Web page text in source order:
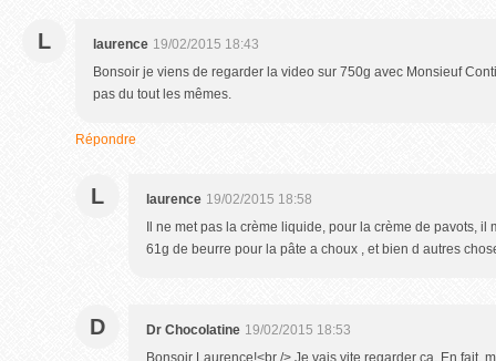
L laurence 19/02/2015 18:43
Bonsoir je viens de regarder la video sur 750g avec Monsieuf
pas du tout les mêmes.
Répondre
L laurence 19/02/2015 18:58
Il ne met pas la crème liquide, pour la crème de pavots, il
61g de beurre pour la pâte a choux , et bien d autres
D Dr Chocolatine 19/02/2015 18:53
Bonsoir Laurence!<br /> Je vais vite regarder ça. En fait,